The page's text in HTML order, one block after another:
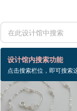
设计馆内搜索功能
点击搜索栏位，即可搜索
34 个商品